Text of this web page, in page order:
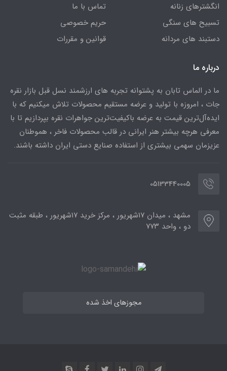
انگشترهای زنانه
تسبیح های سنگی
دستبند های مردانه
تماس با ما
حریم خصوصی
قوانین و مقررات
درباره ما
ما در الماس تابان به پشتوانه تجربه های ارزشمند نسل قبل بازار نقره
جات ، امروزه با تولید و عرضه مستقیم محصولات تلاش میکنیم که با
ایده‌آل‌ترین قیمت به عرضه باکیفیت‌ترین جواهرات نقره بپردازیم تا با
معرفی هرچه بیشتر هنر ایرانی در قالب محصولات فاخر ، هموطنان
عزیزمان سهمی بیشتری از استفاده صنایع دستی ایران داشته باشند.
05133440005
مشهد ، میدان ۱۷شهریور ، مرکز خرید ۱۷شهریور ، طبقه مثبت
دو ، واحد ۷۷۳
مجوزهای اخذ شده